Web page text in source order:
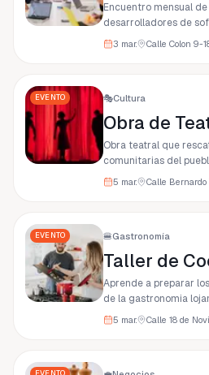
Encuentro mensual
desarrolladores de
3 mar. Calle Colon 9-
EVENTO 🎭Cultura
Obra de
Obra teatral que
comunitarias del
5 mar.
EVENTO 🍔Gastronomía
Aprende a preparar
de la gastronomia
5 mar.